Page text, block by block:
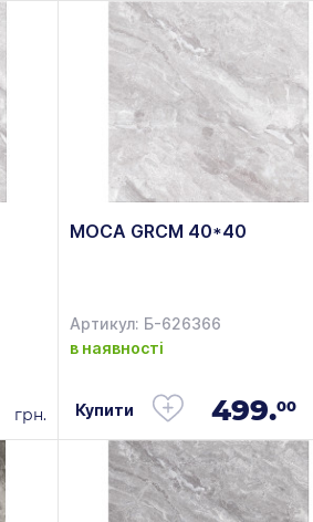
грн.
MOCA GRCM 40*40
Артикул: Б-626366
в наявності
Купити 499.00